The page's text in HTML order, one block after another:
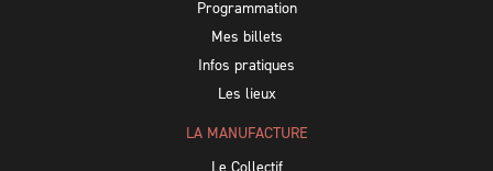
Programmation
Mes billets
Infos pratiques
Les lieux
LA MANUFACTURE